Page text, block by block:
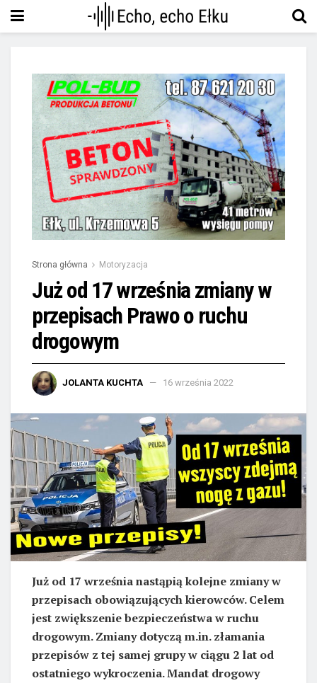
Strona główna Motoryzacja
Już od 17 września zmiany w
przepisach Prawo o ruchu
drogowym
JOLANTA KUCHTA 16 września 2022
Już od 17 września nastąpią kolejne zmiany w
przepisach obowiązujących kierowców. Celem
jest zwiększenie bezpieczeństwa w ruchu
drogowym. Zmiany dotyczą m.in. złamania
przepisów z tej samej grupy w ciągu 2 lat od
ostatniego wykroczenia. Mandat drogowy